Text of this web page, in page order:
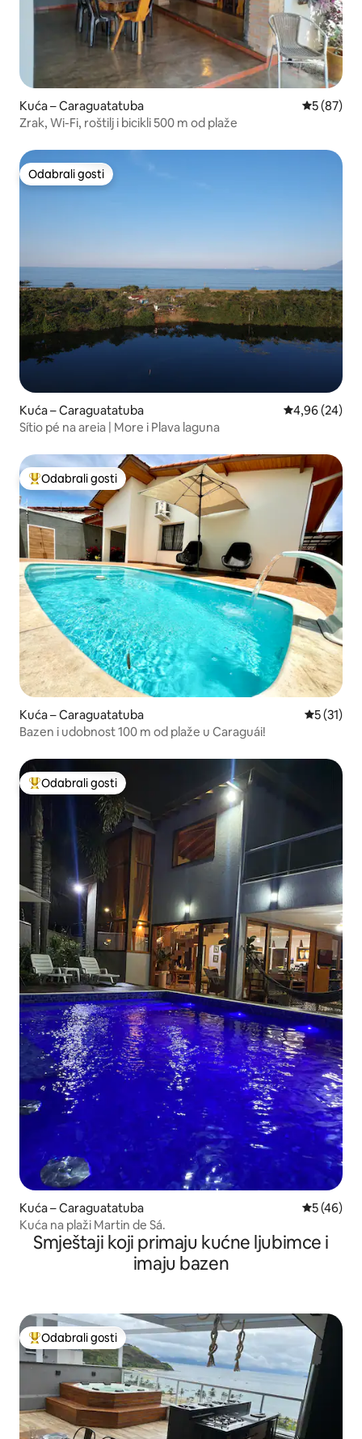
Kuća – Caraguatatuba Prosječna
5 (87)
Zrak, Wi-Fi, roštilj i bicikli 500 m od plaže
Odabrali gosti
Odabrali gosti
Kuća – Caraguatatuba Prosječna
4,96 (24)
Sítio pé na areia | More i Plava laguna
Među najviše rangiranima s oznakom „Odabrali gosti”
Odabrali gosti
Kuća – Caraguatatuba Prosječna
5 (31)
Bazen i udobnost 100 m od plaže u Caraguái!
Među najviše rangiranima s oznakom „Odabrali gosti”
Odabrali gosti
Kuća – Caraguatatuba Prosječna
5 (46)
Kuća na plaži Martin de Sá.
Smještaji koji primaju kućne ljubimce i
imaju bazen
Među najviše rangiranima s oznakom „Odabrali gosti”
Odabrali gosti